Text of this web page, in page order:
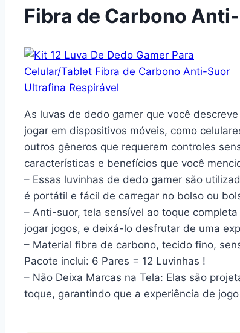
Fibra de Carbono
As luvas de dedo gamer que você
jogar em dispositivos móveis, como
outros gêneros que requerem controles
características e benefícios que você
– Essas luvinhas de dedo gamer são
é portátil e fácil de carregar no bolso ou
– Anti-suor, tela sensível ao toque
jogar jogos, e deixá-lo desfrutar de uma
– Material fibra de carbono, tecido fino,
Pacote inclui: 6 Pares = 12 Luvinhas !
– Não Deixa Marcas na Tela: Elas são
toque, garantindo que a experiência de